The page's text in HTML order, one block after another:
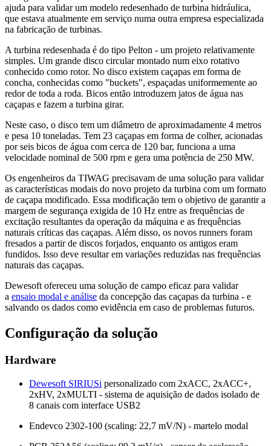
ajuda para validar um modelo redesenhado de turbina hidráulica,
que estava atualmente em serviço numa outra empresa especializada
na fabricação de turbinas.
A turbina redesenhada é do tipo Pelton - um projeto relativamente
simples. Um grande disco circular montado num eixo rotativo
conhecido como rotor. No disco existem caçapas em forma de
concha, conhecidas como "buckets", espaçadas uniformemente ao
redor de toda a roda. Bicos então introduzem jatos de água nas
caçapas e fazem a turbina girar.
Neste caso, o disco tem um diâmetro de aproximadamente 4 metros
e pesa 10 toneladas. Tem 23 caçapas em forma de colher, acionadas
por seis bicos de água com cerca de 120 bar, funciona a uma
velocidade nominal de 500 rpm e gera uma potência de 250 MW.
Os engenheiros da TIWAG precisavam de uma solução para validar
as características modais do novo projeto da turbina com um formato
de caçapa modificado. Essa modificação tem o objetivo de garantir a
margem de segurança exigida de 10 Hz entre as frequências de
excitação resultantes da operação da máquina e as frequências
naturais críticas das caçapas. Além disso, os novos runners foram
fresados a partir de discos forjados, enquanto os antigos eram
fundidos. Isso deve resultar em variações reduzidas nas frequências
naturais das caçapas.
Dewesoft ofereceu uma solução de campo eficaz para validar
a ensaio modal e análise da concepção das caçapas da turbina - e
salvando os dados como evidência em caso de problemas futuros.
Configuração da solução
Hardware
Dewesoft SIRIUSi personalizado com 2xACC, 2xACC+,
2xHV, 2xMULTI - sistema de aquisição de dados isolado de
8 canais com interface USB2
Endevco 2302-100 (scaling: 22,7 mV/N) - martelo modal